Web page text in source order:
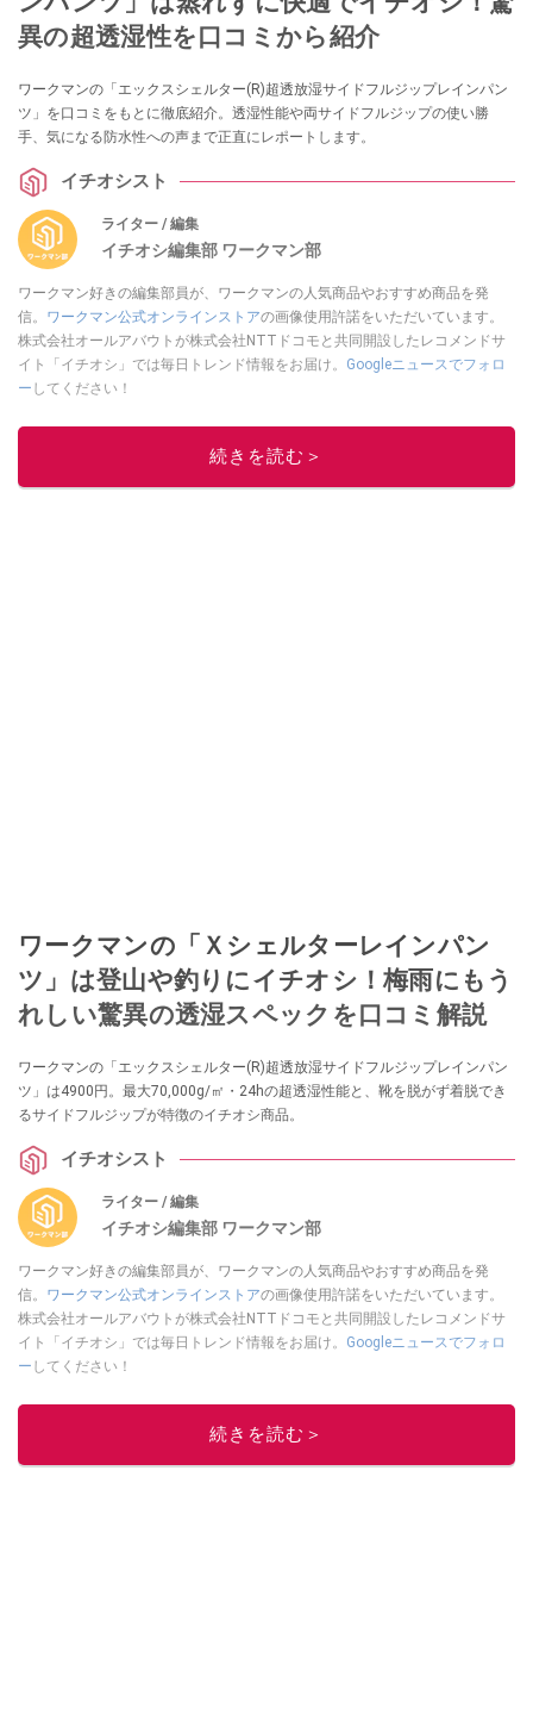
異の超透湿性を口コミから紹介
ワークマンの「エックスシェルター(R)超透放湿サイドフルジップレインパン
ツ」を口コミをもとに徹底紹介。透湿性能や両サイドフルジップの使い勝
手、気になる防水性への声まで正直にレポートします。
イチオシスト
ライター / 編集
イチオシ編集部 ワークマン部
ワークマン好きの編集部員が、ワークマンの人気商品やおすすめ商品を発
信。 ワークマン公式オンラインストアの画像使用許諾をいただいています。
株式会社オールアバウトが株式会社NTTドコモと共同開設したレコメンドサ
イト「イチオシ」では毎日トレンド情報をお届け。 Googleニュースでフォロ
ー してください！
このイチオシストの他の記事を読む
続きを読む＞
ワークマンの「Ｘシェルターレインパン
ツ」は登山や釣りにイチオシ！梅雨にもう
れしい驚異の透湿スペックを口コミ解説
ワークマンの「エックスシェルター(R)超透放湿サイドフルジップレインパン
ツ」は4900円。最大70,000g/㎡・24hの超透湿性能と、靴を脱がず着脱でき
るサイドフルジップが特徴のイチオシ商品。
イチオシスト
ライター / 編集
イチオシ編集部 ワークマン部
ワークマン好きの編集部員が、ワークマンの人気商品やおすすめ商品を発
信。 ワークマン公式オンラインストアの画像使用許諾をいただいています。
株式会社オールアバウトが株式会社NTTドコモと共同開設したレコメンドサ
イト「イチオシ」では毎日トレンド情報をお届け。 Googleニュースでフォロ
ー してください！
このイチオシストの他の記事を読む
続きを読む＞